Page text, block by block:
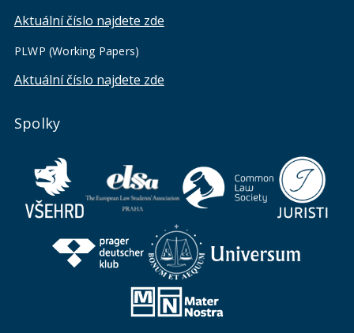
Aktuální číslo najdete zde
PLWP (Working Papers)
Aktuální číslo najdete zde
Spolky